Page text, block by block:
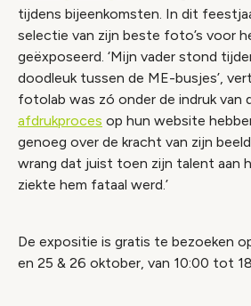
tijdens bijeenkomsten. In dit
selectie van zijn beste foto’s voor
geëxposeerd. ‘Mijn vader stond
doodleuk tussen de ME-busjes’,
fotolab was zó onder de indruk van
afdrukproces op hun website
genoeg over de kracht van zijn
wrang dat juist toen zijn talent aan
ziekte hem fataal werd.’
De expositie is gratis te bezoeken
en 25 & 26 oktober, van 10:00 tot